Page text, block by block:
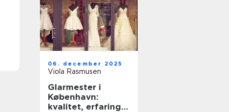
06. december 2025
Viola Rasmusen
Glarmester i
København:
kvalitet, erfaring